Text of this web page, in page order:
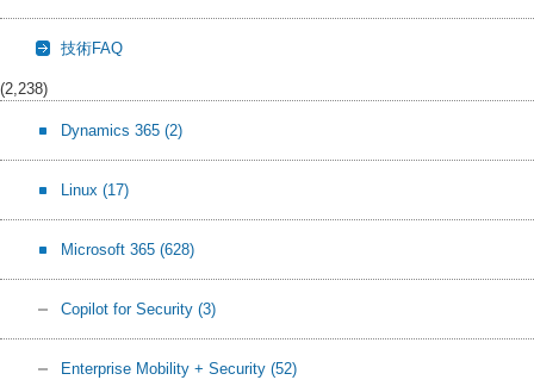
技術FAQ
(2,238)
Dynamics 365 (2)
Linux (17)
Microsoft 365 (628)
Copilot for Security (3)
Enterprise Mobility + Security (52)